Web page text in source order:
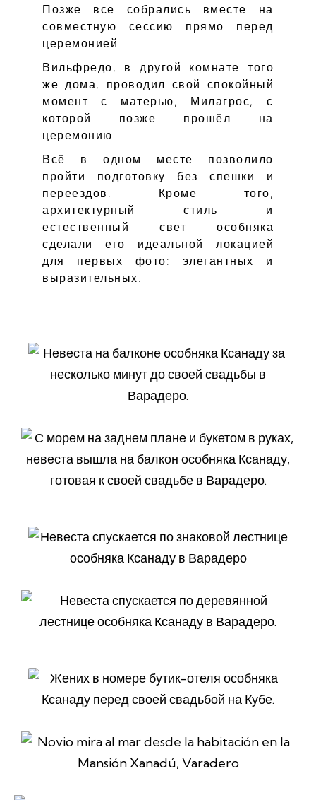
Позже все собрались вместе на
совместную сессию прямо перед
церемонией.
Вильфредо, в другой комнате того
же дома, проводил свой спокойный
момент с матерью, Милагрос, с
которой позже прошёл на
церемонию.
Всё в одном месте позволило
пройти подготовку без спешки и
переездов. Кроме того,
архитектурный стиль и
естественный свет особняка
сделали его идеальной локацией
для первых фото: элегантных и
выразительных.